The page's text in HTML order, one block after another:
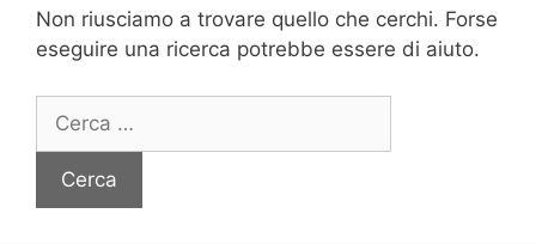
Non riusciamo a trovare quello che cerchi. Forse
eseguire una ricerca potrebbe essere di aiuto.
per: